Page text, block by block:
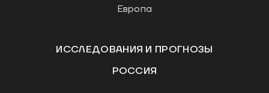
Европа
ИССЛЕДОВАНИЯ И ПРОГНОЗЫ
РОССИЯ